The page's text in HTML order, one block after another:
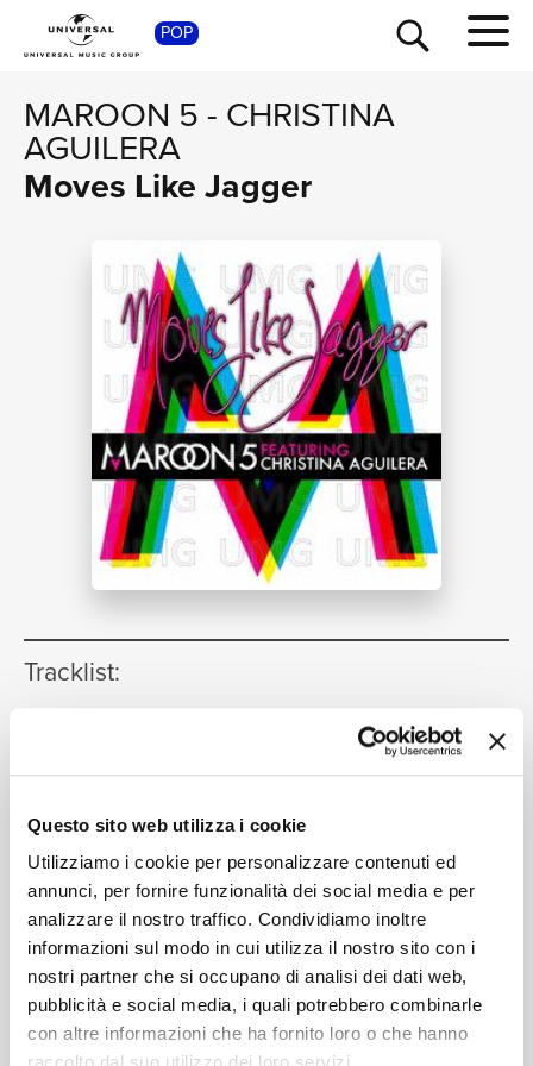
Questo sito web utilizza i cookie
Utilizziamo i cookie per personalizzare contenuti ed
annunci, per fornire funzionalità dei social media e per
analizzare il nostro traffico. Condividiamo inoltre
informazioni sul modo in cui utilizza il nostro sito con i
nostri partner che si occupano di analisi dei dati web,
pubblicità e social media, i quali potrebbero combinarle
con altre informazioni che ha fornito loro o che hanno
POP
MAROON 5- CHRISTINA
AGUILERA
Moves Like Jagger
Tracklist:
03:21
Radio Edit)
Maroon 5, Christina Aguilera
Formati disponibili:
SHOP
TOUR
NEWS
RICERCA
CHI SIAMO
CONTATTI